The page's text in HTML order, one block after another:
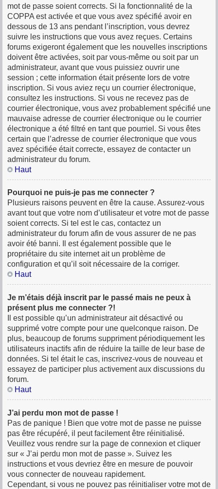
mot de passe soient corrects. Si la fonctionnalité de la
COPPA est activée et que vous avez spécifié avoir en
dessous de 13 ans pendant l’inscription, vous devrez
suivre les instructions que vous avez reçues. Certains
forums exigeront également que les nouvelles inscriptions
doivent être activées, soit par vous-même ou soit par un
administrateur, avant que vous puissiez ouvrir une
session ; cette information était présente lors de votre
inscription. Si vous aviez reçu un courrier électronique,
consultez les instructions. Si vous ne recevez pas de
courrier électronique, vous avez probablement spécifié une
mauvaise adresse de courrier électronique ou le courrier
électronique a été filtré en tant que pourriel. Si vous êtes
certain que l’adresse de courrier électronique que vous
avez spécifiée était correcte, essayez de contacter un
administrateur du forum.
Haut
Pourquoi ne puis-je pas me connecter ?
Plusieurs raisons peuvent en être la cause. Assurez-vous
avant tout que votre nom d’utilisateur et votre mot de passe
soient corrects. Si tel est le cas, contactez un
administrateur du forum afin de vous assurer de ne pas
avoir été banni. Il est également possible que le
propriétaire du site internet ait un problème de
configuration et qu’il soit nécessaire de la corriger.
Haut
Je m’étais déjà inscrit par le passé mais ne peux à
présent plus me connecter ?!
Il est possible qu’un administrateur ait désactivé ou
supprimé votre compte pour une quelconque raison. De
plus, beaucoup de forums suppriment périodiquement les
utilisateurs inactifs afin de réduire la taille de leur base de
données. Si tel était le cas, inscrivez-vous de nouveau et
essayez de participer plus activement aux discussions du
forum.
Haut
J’ai perdu mon mot de passe !
Pas de panique ! Bien que votre mot de passe ne puisse
pas être récupéré, il peut facilement être réinitialisé.
Veuillez vous rendre sur la page de connexion et cliquer
sur « J’ai perdu mon mot de passe ». Suivez les
instructions et vous devriez être en mesure de pouvoir
vous connecter de nouveau rapidement.
Cependant, si vous ne pouvez pas réinitialiser votre mot de